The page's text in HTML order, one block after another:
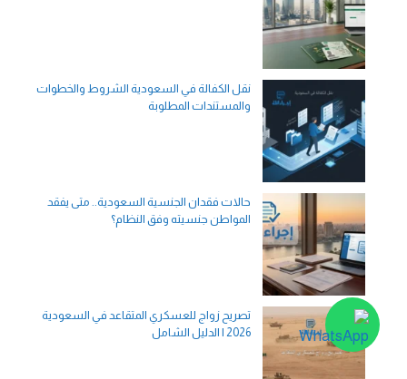
نقل الكفالة في السعودية الشروط والخطوات
والمستندات المطلوبة
حالات فقدان الجنسية السعودية.. متى يفقد
المواطن جنسيته وفق النظام؟
تصريح زواج للعسكري المتقاعد في السعودية
2026 | الدليل الشامل